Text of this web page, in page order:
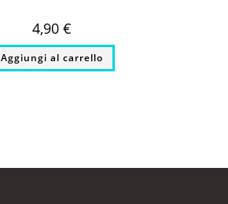
4,90 €
Aggiungi al carrello